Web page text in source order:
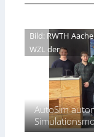
P
r
e
s
i
d
e
n
t
l
i
i
s
d
e
s
S
c
h
w
D
u
n
d
S
o
v
e
r
e
Bild: RWTH
WZL der
AutoSim